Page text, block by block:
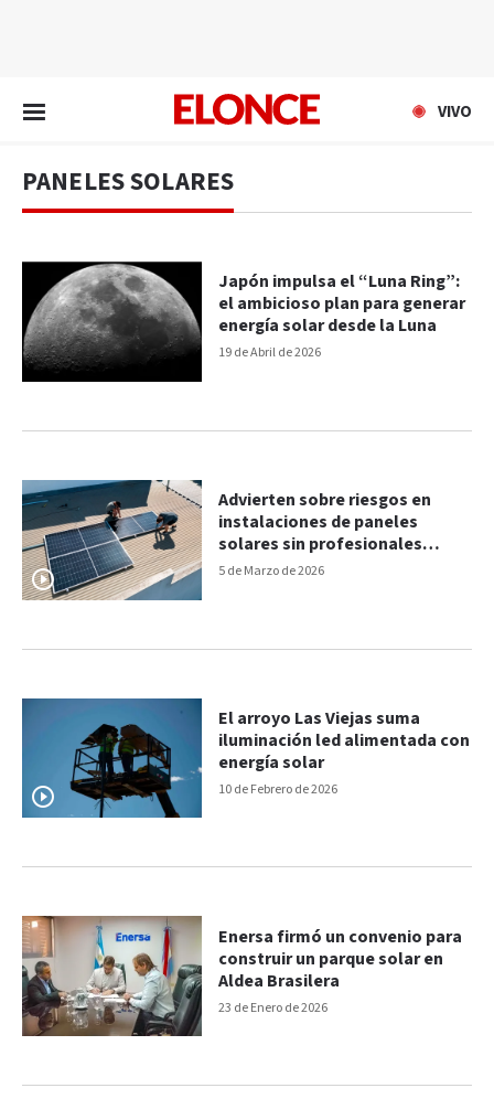
VIVO
PANELES SOLARES
19 de Abril de 2026
Japón impulsa el “Luna Ring”:
el ambicioso plan para generar
energía solar desde la Luna
5 de Marzo de 2026
Advierten sobre riesgos en
instalaciones de paneles
solares sin profesionales
matriculados
10 de Febrero de 2026
El arroyo Las Viejas suma
iluminación led alimentada con
energía solar
23 de Enero de 2026
Enersa firmó un convenio para
construir un parque solar en
Aldea Brasilera